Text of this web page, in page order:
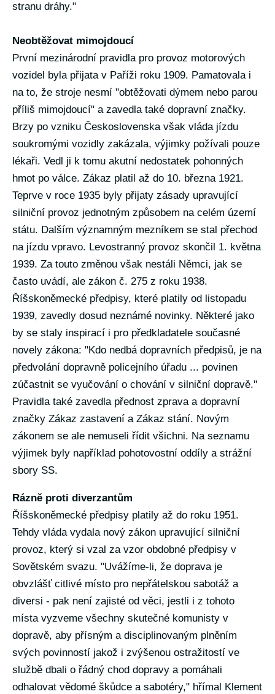
stranu dráhy."
Neobtěžovat mimojdoucí
První mezinárodní pravidla pro provoz motorových
vozidel byla přijata v Paříži roku 1909. Pamatovala i
na to, že stroje nesmí "obtěžovati dýmem nebo parou
příliš mimojdoucí" a zavedla také dopravní značky.
Brzy po vzniku Československa však vláda jízdu
soukromými vozidly zakázala, výjimky požívali pouze
lékaři. Vedl ji k tomu akutní nedostatek pohonných
hmot po válce. Zákaz platil až do 10. března 1921.
Teprve v roce 1935 byly přijaty zásady upravující
silniční provoz jednotným způsobem na celém území
státu. Dalším významným mezníkem se stal přechod
na jízdu vpravo. Levostranný provoz skončil 1. května
1939. Za touto změnou však nestáli Němci, jak se
často uvádí, ale zákon č. 275 z roku 1938.
Říšskoněmecké předpisy, které platily od listopadu
1939, zavedly dosud neznámé novinky. Některé jako
by se staly inspirací i pro předkladatele současné
novely zákona: "Kdo nedbá dopravních předpisů, je na
předvolání dopravně policejního úřadu ... povinen
zúčastnit se vyučování o chování v silniční dopravě."
Pravidla také zavedla přednost zprava a dopravní
značky Zákaz zastavení a Zákaz stání. Novým
zákonem se ale nemuseli řídit všichni. Na seznamu
výjimek byly například pohotovostní oddíly a strážní
sbory SS.
Rázně proti diverzantům
Říšskoněmecké předpisy platily až do roku 1951.
Tehdy vláda vydala nový zákon upravující silniční
provoz, který si vzal za vzor obdobné předpisy v
Sovětském svazu. "Uvážíme-li, že doprava je
obvzlášť citlivé místo pro nepřátelskou sabotáž a
diversi - pak není zajisté od věci, jestli i z tohoto
místa vyzveme všechny skutečné komunisty v
dopravě, aby přísným a disciplinovaným plněním
svých povinností jakož i zvýšenou ostražitostí ve
službě dbali o řádný chod dopravy a pomáhali
odhalovat vědomé škůdce a sabotéry," hřímal Klement